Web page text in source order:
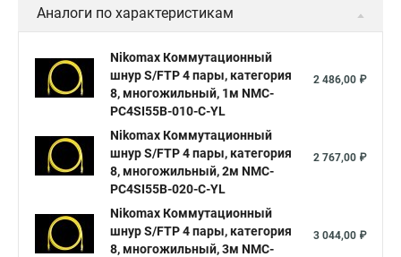
Аналоги по характеристикам
Nikomax Коммутационный
шнур S/FTP 4 пары, категория
8, многожильный, 1м NMC-
PC4SI55B-010-C-YL
2 486,00 ₽
Nikomax Коммутационный
шнур S/FTP 4 пары, категория
8, многожильный, 2м NMC-
PC4SI55B-020-C-YL
2 767,00 ₽
Nikomax Коммутационный
шнур S/FTP 4 пары, категория
8, многожильный, 3м NMC-
3 044,00 ₽